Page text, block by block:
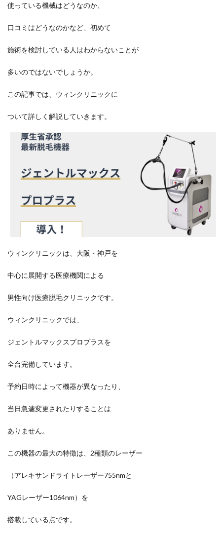
使っている機械はどうなのか、
口コミはどうなのかなど、初めて
施術を検討している人はわからないことが
多いのではないでしょうか。
この記事では、ウィンクリニックに
ついて詳しく解説していきます。
ウィンクリニックは、大阪・神戸を
中心に展開する医療機関による
男性向け医療脱毛クリニックです。
ウィンクリニックでは、
ジェントルマックスプロプラスを
全台完備しています。
予約日時によって機器が異なったり、
当日急遽変更されたりすることは
ありません。
この機器の最大の特徴は、2種類のレーザー
（アレキサンドライトレーザー755nmと
YAGレーザー1064nm）を
搭載している点です。